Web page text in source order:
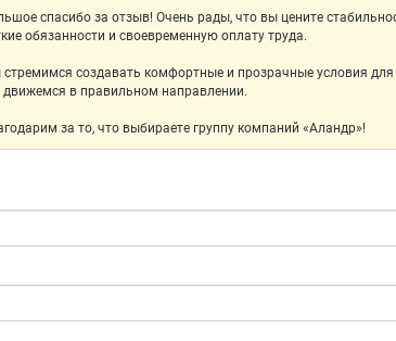
спасибо за отзыв! Очень рады, что вы цените
обязанности и своевременную оплату труда.
создавать комфортные и прозрачные условия
в правильном направлении.
за то, что выбираете группу компаний «Аландр»!